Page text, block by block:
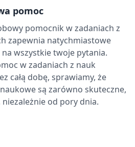
pomoc
pomocnik w zadaniach z
zapewnia natychmiastowe
wszystkie twoje pytania.
w zadaniach z nauk
całą dobę, sprawiamy, że
są zarówno skuteczne,
niezależnie od pory dnia.